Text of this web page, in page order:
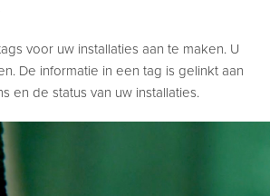
voor uw installaties aan te maken. U
De informatie in een tag is gelinkt aan
en de status van uw installaties.